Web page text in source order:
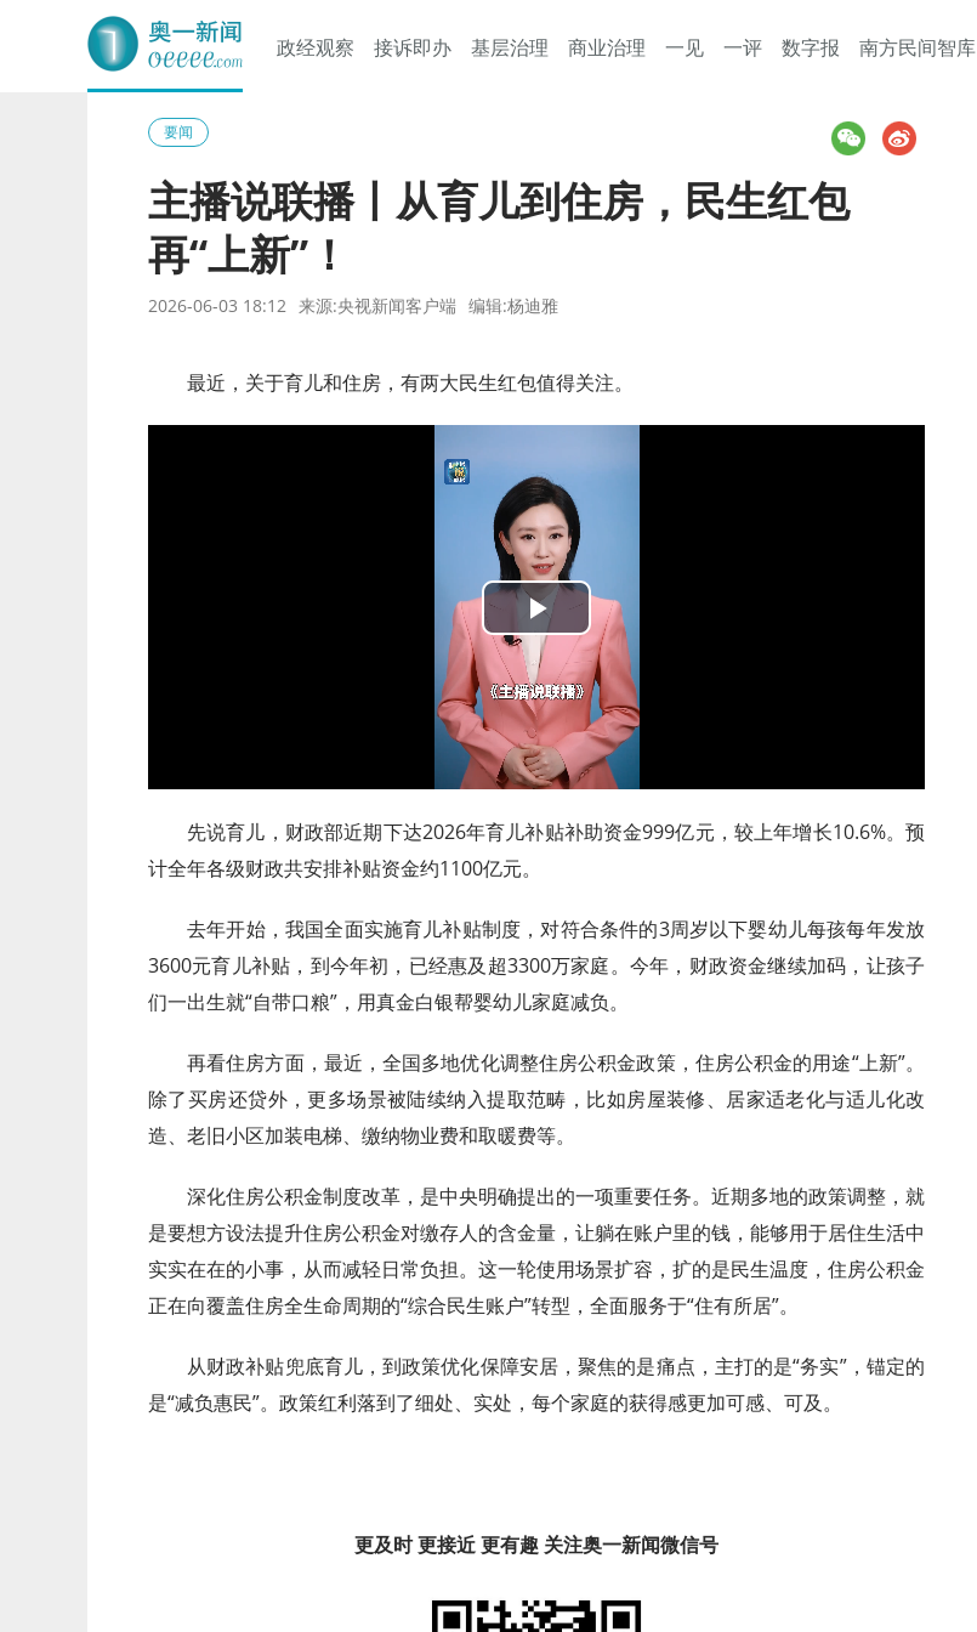
奥一网
政经观察 接诉即办 基层治理 商业治理 一见 一评 数字报 南方民间智库
要闻
主播说联播丨从育儿到住房，民生红包
再“上新”！
2026-06-03 18:12 来源:央视新闻客户端 编辑:杨迪雅
最近，关于育儿和住房，有两大民生红包值得关注。
Play
Video
先说育儿，财政部近期下达2026年育儿补贴补助资金999亿元，较上年增长10.6%。预
计全年各级财政共安排补贴资金约1100亿元。
去年开始，我国全面实施育儿补贴制度，对符合条件的3周岁以下婴幼儿每孩每年发放
3600元育儿补贴，到今年初，已经惠及超3300万家庭。今年，财政资金继续加码，让孩子
们一出生就“自带口粮”，用真金白银帮婴幼儿家庭减负。
再看住房方面，最近，全国多地优化调整住房公积金政策，住房公积金的用途“上新”。
除了买房还贷外，更多场景被陆续纳入提取范畴，比如房屋装修、居家适老化与适儿化改
造、老旧小区加装电梯、缴纳物业费和取暖费等。
深化住房公积金制度改革，是中央明确提出的一项重要任务。近期多地的政策调整，就
是要想方设法提升住房公积金对缴存人的含金量，让躺在账户里的钱，能够用于居住生活中
实实在在的小事，从而减轻日常负担。这一轮使用场景扩容，扩的是民生温度，住房公积金
正在向覆盖住房全生命周期的“综合民生账户”转型，全面服务于“住有所居”。
从财政补贴兜底育儿，到政策优化保障安居，聚焦的是痛点，主打的是“务实”，锚定的
是“减负惠民”。政策红利落到了细处、实处，每个家庭的获得感更加可感、可及。
更及时 更接近 更有趣 关注奥一新闻微信号